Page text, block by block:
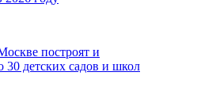
построят и
30 детских садов и школ